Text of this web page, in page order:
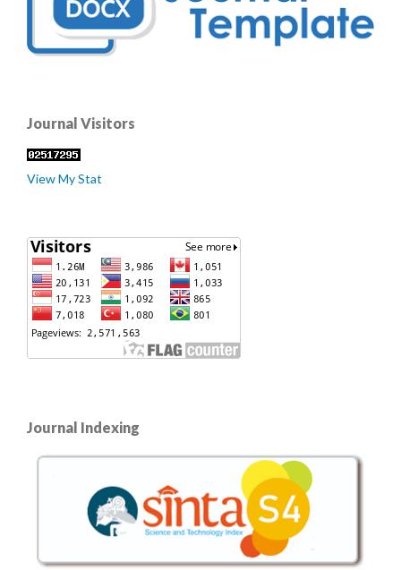
Journal Visitors
View My Stat
Journal Indexing